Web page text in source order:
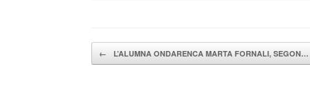
Navegador de artículos
← L’ALUMNA ONDARENCA MARTA FORNALI, SEGON…